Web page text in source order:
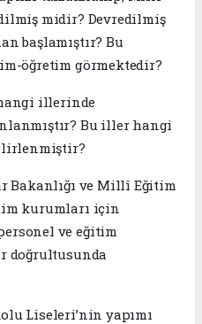
midir? Devredilmiş
başlamıştır? Bu
öğretim görmektedir?
illerinde
Bu iller hangi
Bakanlığı ve Millî Eğitim
kurumları için
ve eğitim
doğrultusunda
Liseleri’nin yapımı